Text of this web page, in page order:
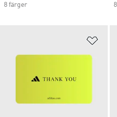
8 färger